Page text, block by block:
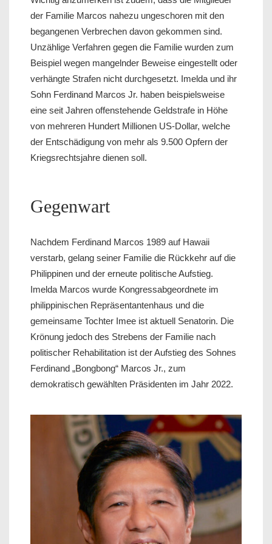
der Familie Marcos nahezu ungeschoren mit den
begangenen Verbrechen davon gekommen sind.
Unzählige Verfahren gegen die Familie wurden zum
Beispiel wegen mangelnder Beweise eingestellt oder
verhängte Strafen nicht durchgesetzt. Imelda und ihr
Sohn Ferdinand Marcos Jr. haben beispielsweise
eine seit Jahren offenstehende Geldstrafe in Höhe
von mehreren Hundert Millionen US-Dollar, welche
der Entschädigung von mehr als 9.500 Opfern der
Kriegsrechtsjahre dienen soll.
Gegenwart
Nachdem Ferdinand Marcos 1989 auf Hawaii
verstarb, gelang seiner Familie die Rückkehr auf die
Philippinen und der erneute politische Aufstieg.
Imelda Marcos wurde Kongressabgeordnete im
philippinischen Repräsentantenhaus und die
gemeinsame Tochter Imee ist aktuell Senatorin. Die
Krönung jedoch des Strebens der Familie nach
politischer Rehabilitation ist der Aufstieg des Sohnes
Ferdinand „Bongbong“ Marcos Jr., zum
demokratisch gewählten Präsidenten im Jahr 2022.